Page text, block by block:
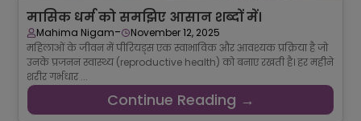
मासिक धर्म को समझिए आसान शब्दों में।
Mahima Nigam-
November 12, 2025
महिलाओं के जीवन में पीरियड्स एक स्वाभाविक और आवश्यक प्रक्रिया है जो
उनके प्रजनन स्वास्थ्य (reproductive health) को बनाए रखती है। हर महीने
शरीर गर्भधार ...
Continue Reading →